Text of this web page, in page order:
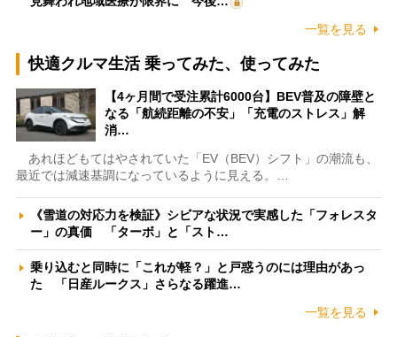
一覧を見る
快適クルマ生活 乗ってみた、使ってみた
【4ヶ月間で受注累計6000台】BEV普及の障壁と
なる「航続距離の不安」「充電のストレス」解
消…
あれほどもてはやされていた「EV（BEV）シフト」の潮流も、
最近では減速基調になっているように見える。…
《雪道の対応力を検証》シビアな状況で実感した「フォレスタ
ー」の真価 「ターボ」と「スト…
乗り込むと同時に「これが軽？」と戸惑うのには理由があっ
た 「日産ルークス」さらなる躍進…
一覧を見る